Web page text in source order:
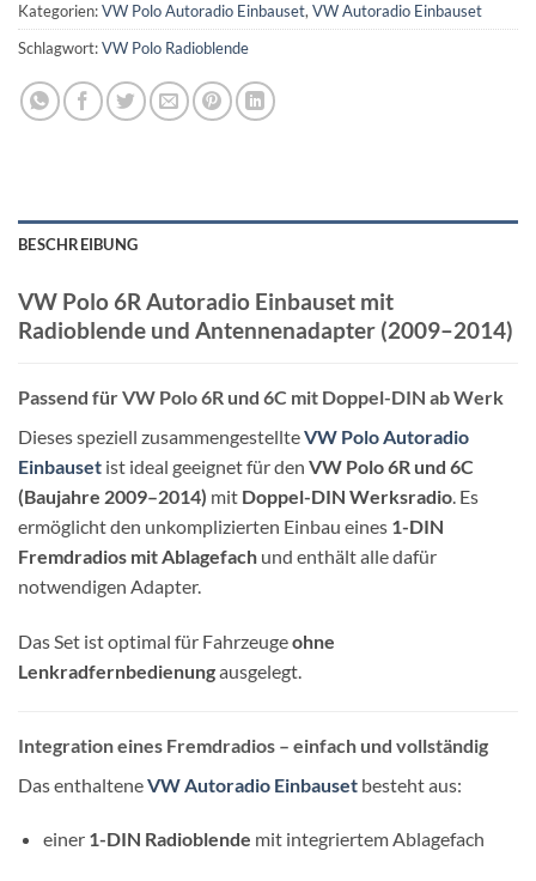
Kategorien:VW Polo Autoradio Einbauset, VW Autoradio Einbauset
Schlagwort:VW Polo Radioblende
BESCHREIBUNG
VW Polo 6R Autoradio Einbauset mit
Radioblende und Antennenadapter (2009–2014)
Passend für VW Polo 6R und 6C mit Doppel-DIN ab Werk
Dieses speziell zusammengestellteVW Polo Autoradio
Einbauset ist ideal geeignet für den VW Polo 6R und 6C
(Baujahre 2009–2014) mit Doppel-DIN Werksradio. Es
ermöglicht den unkomplizierten Einbau eines 1-DIN
Fremdradios mit Ablagefach und enthält alle dafür
notwendigen Adapter.
Das Set ist optimal für Fahrzeugeohne
Lenkradfernbedienungausgelegt.
Integration eines Fremdradios – einfach und vollständig
Das enthalteneVW Autoradio Einbauset besteht aus:
einer 1-DIN Radioblende mit integriertem Ablagefach